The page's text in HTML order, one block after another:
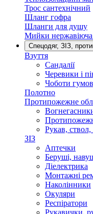
Трос сантехнічний
Шланг гофра
Шланги для душу
Мийки нержавіюча
Спецодяг, ЗІЗ,
Взуття
Сандалії
Черевики і
Чоботи
Полотно
Протипожежне
Рукав, ствол,
ЗІЗ
Аптечки
Беруші,
Діелектрика
Монтажні
Наколінники
Окуляри
Респіратори
Рукавички,